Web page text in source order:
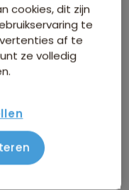
cookies, dit zijn
te
af te
ze volledig